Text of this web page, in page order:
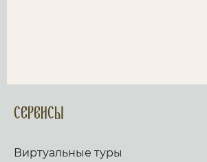
Сервисы
Виртуальные туры